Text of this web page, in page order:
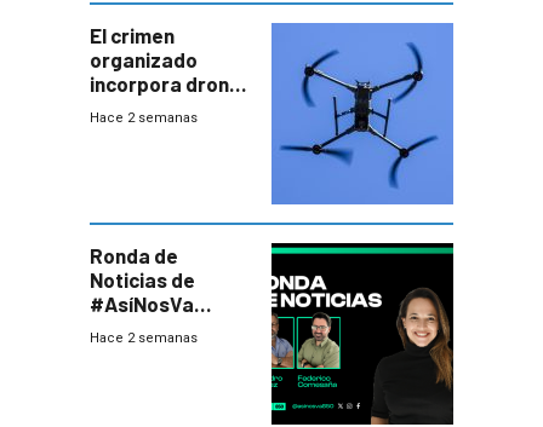
El crimen
organizado
incorpora drones
y abre un nuevo
Hace 2 semanas
Ronda de
Noticias de
#AsíNosVa
(20/7/26)
Hace 2 semanas